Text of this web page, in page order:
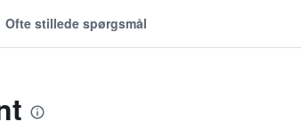
Ofte stillede spørgsmål